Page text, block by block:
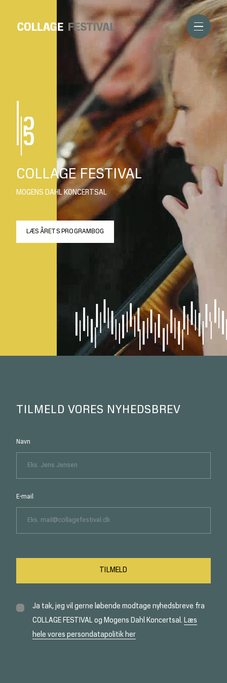
COLLAGE FESTIVAL
MOGENS DAHL KONCERTSAL
LÆS ÅRETS PROGRAMBOG
TILMELD VORES NYHEDSBREV
Navn
E-mail
Ja tak, jeg vil gerne løbende modtage nyhedsbreve fra
COLLAGE FESTIVAL og Mogens Dahl Koncertsal. Læs
hele vores persondatapolitik her